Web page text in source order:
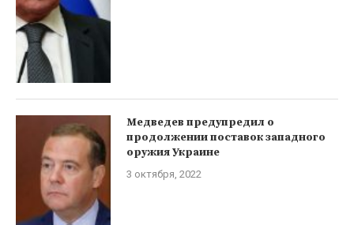
Медведев предупредил о
продолжении поставок западного
оружия Украине
3 октября, 2022